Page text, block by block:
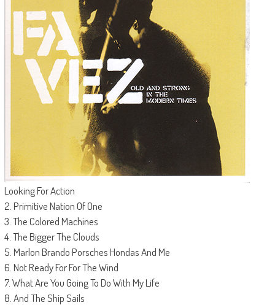
Looking For Action
2. Primitive Nation Of One
3. The Colored Machines
4. The Bigger The Clouds
5. Marlon Brando Porsches Hondas And Me
6. Not Ready For For The Wind
7. What Are You Going To Do With My Life
8. And The Ship Sails